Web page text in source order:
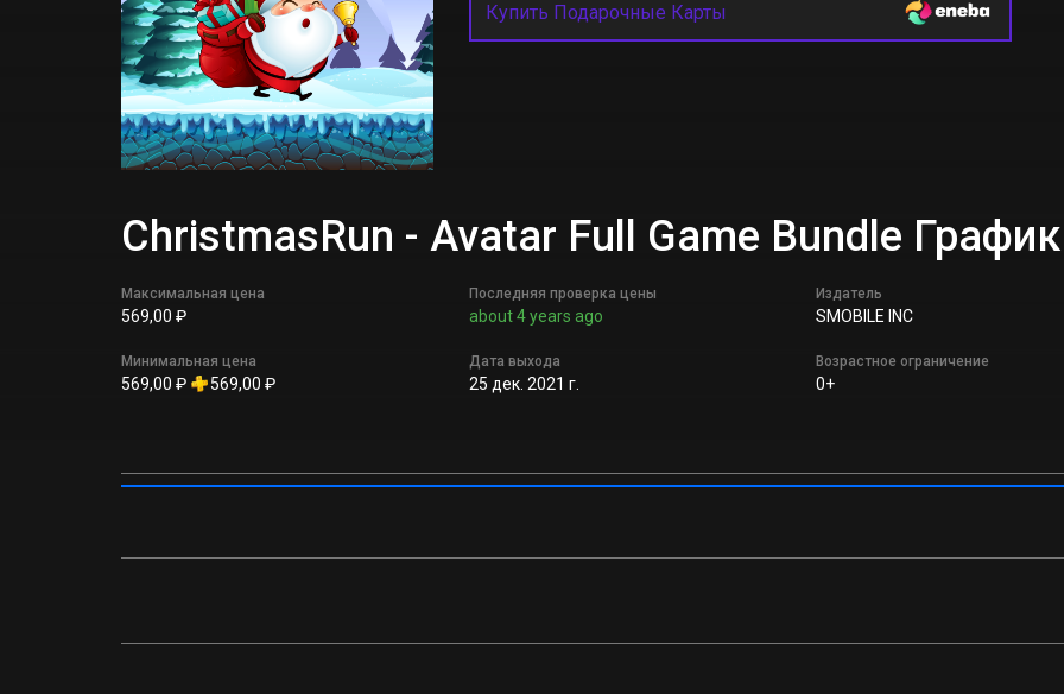
Купить Подарочные Карты
ChristmasRun - Avatar Full Game Bundle
Максимальная цена
569,00 ₽
Минимальная цена
569,00 ₽ 569,00 ₽
Последняя проверка цены
about 4 years ago
Дата выхода
25 дек. 2021 г.
Издатель
SMOBILE INC
Возрастное ограничение
0+